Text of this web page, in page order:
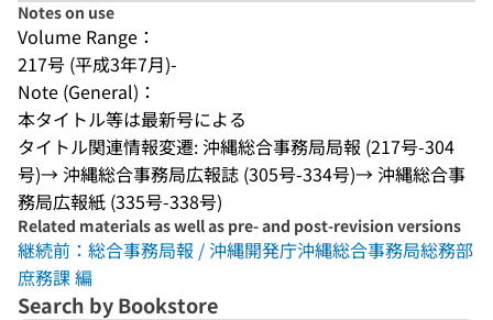
Notes on use
Volume Range：
217号 (平成3年7月)-
Note (General)：
本タイトル等は最新号による
タイトル関連情報変遷: 沖縄総合事務局局報 (217号-304
号)→ 沖縄総合事務局広報誌 (305号-334号)→ 沖縄総合事
務局広報紙 (335号-338号)
Related materials as well as pre- and post-revision versions
継続前：総合事務局報 / 沖縄開発庁沖縄総合事務局総務部
庶務課 編
Search by Bookstore